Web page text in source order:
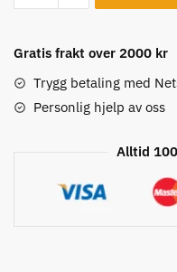
Retrofit
antall
Gratis frakt over 2000 kr
Trygg betaling med
Personlig hjelp av oss
Alltid